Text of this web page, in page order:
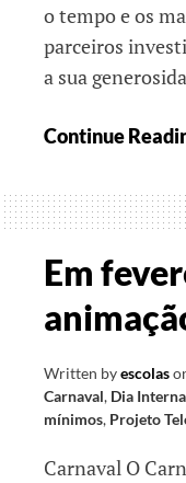
o tempo e os
parceiros
a sua
Continue
Em
Written byescolas
Carnaval, Dia
mínimos, Projeto
Carnaval O